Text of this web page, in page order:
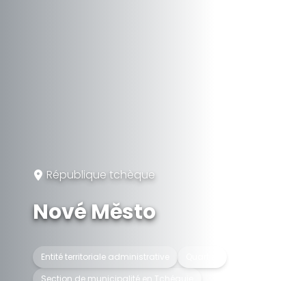
République tchèque
Nové Město
Entité territoriale administrative
Section de municipalité en Tchéquie